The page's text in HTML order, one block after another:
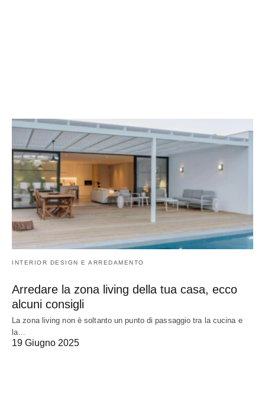
INTERIOR DESIGN E ARREDAMENTO
Arredare la zona living della tua casa, ecco
alcuni consigli
La zona living non è soltanto un punto di passaggio tra la cucina e
la…
19 Giugno 2025